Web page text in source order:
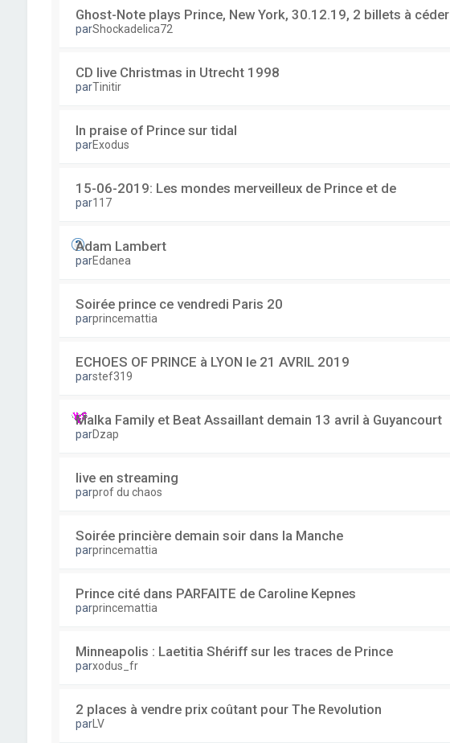
Ghost-Note plays Prince, New York, 30.12.19, 2 billets à céder
parShockadelica72
CD live Christmas in Utrecht 1998
parTinitir
In praise of Prince sur tidal
parExodus
15-06-2019: Les mondes merveilleux de Prince et de
par117
Adam Lambert
parEdanea
Soirée prince ce vendredi Paris 20
parprincemattia
ECHOES OF PRINCE à LYON le 21 AVRIL 2019
parstef319
Malka Family et Beat Assaillant demain 13 avril à Guyancourt
parDzap
live en streaming
parprof du chaos
Soirée princière demain soir dans la Manche
parprincemattia
Prince cité dans PARFAITE de Caroline Kepnes
parprincemattia
Minneapolis : Laetitia Shériff sur les traces de Prince
parxodus_fr
2 places à vendre prix coûtant pour The Revolution
parLV